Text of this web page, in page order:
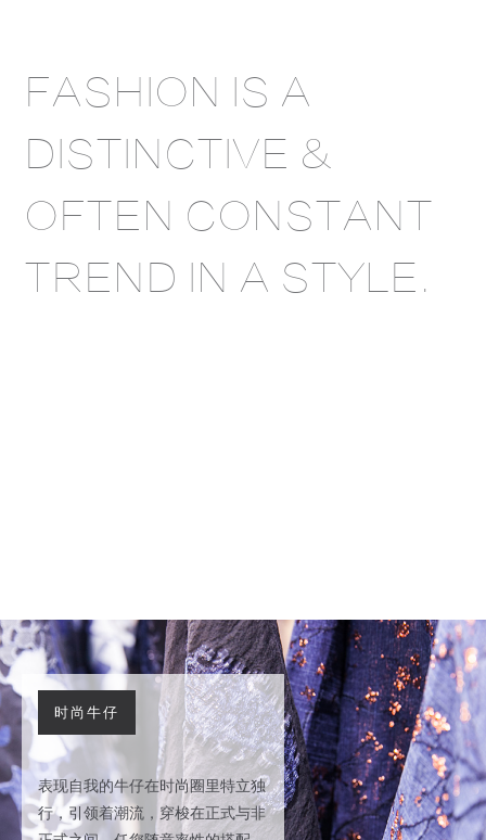
FASHION IS A
DISTINCTIVE &
OFTEN CONSTANT
TREND IN A STYLE.
时尚牛仔
表现自我的牛仔在时尚圈里特立独
行，引领着潮流，穿梭在正式与非